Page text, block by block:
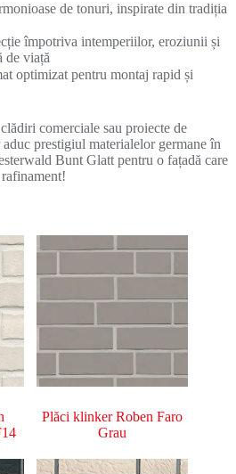
de tonuri, inspirate din tradiția
împotriva intemperiilor, eroziunii și
de viață
optimizat pentru montaj rapid și
comerciale sau proiecte de
prestigiul materialelor germane în
Bunt Glatt pentru o fațadă care
Plăci klinker Roben Faro
Grau